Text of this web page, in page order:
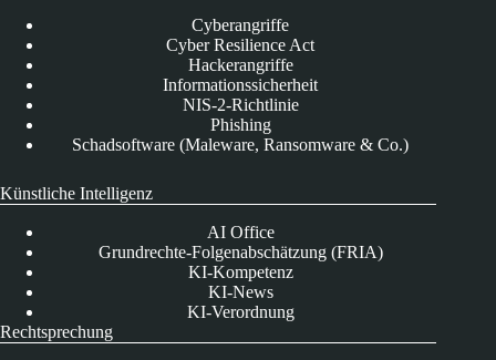
Cyberangriffe
Cyber Resilience Act
Hackerangriffe
Informationssicherheit
NIS-2-Richtlinie
Phishing
Schadsoftware (Maleware, Ransomware & Co.)
Künstliche Intelligenz
AI Office
Grundrechte-Folgenabschätzung (FRIA)
KI-Kompetenz
KI-News
KI-Verordnung
Rechtsprechung